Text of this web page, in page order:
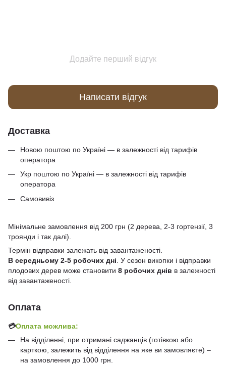
Додайте перший відгук
Написати відгук
Доставка
Новою поштою по Україні — в залежності від тарифів
оператора
Укр поштою по Україні — в залежності від тарифів
оператора
Самовивіз
Мінімальне замовлення від 200 грн (2 дерева, 2-3 гортензії, 3
троянди і так далі).
Термін відправки залежать від завантаженості.
В середньому 2-5 робочих дні . У сезон викопки і відправки
плодових дерев може становити 8 робочих днів в залежності
від завантаженості.
Оплата
💳Оплата можлива:
На відділенні, при отримані саджанців (готівкою або
карткою, залежить від відділення на яке ви замовляєте) –
на замовлення до 1000 грн.